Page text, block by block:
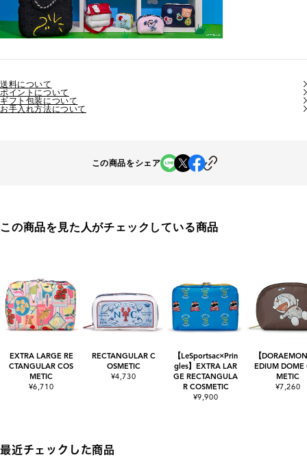
送料について
ポイントについて
ギフト包装について
お手入れ方法について
この商品をシェア
この商品を見た人がチェックしている商品
EXTRA LARGE RE
CTANGULAR COS
METIC
¥6,710
RECTANGULAR C
OSMETIC
¥4,730
【LeSportsac×Prin
gles】EXTRA LAR
GE RECTANGULA
R COSMETIC
¥9,900
【
EDIUM DOME
METIC
¥7,260
最近チェックした商品